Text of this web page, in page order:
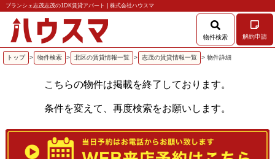
ブランシェ志茂志茂の1DK賃貸アパート | 株式会社ハウスマ
物件検索 解約申請
トップ > 物件検索 > 北区の賃貸情報一覧 > 志茂の賃貸情報一覧 > 物件詳細
こちらの物件は掲載を終了しております。
条件を変えて、再度検索をお願いします。